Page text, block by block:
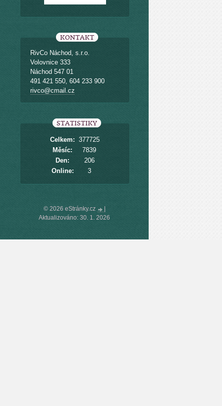
KONTAKT
RivCo Náchod, s.r.o.
Volovnice 333
Náchod 547 01
491 421 550, 604 233 900
rivco@cmail.cz
STATISTIKY
Online: 3
Celkem: 377725
Měsíc:
7839
Den:
206
© 2026 eStránky.cz
Aktualizováno: 30. 1. 2026